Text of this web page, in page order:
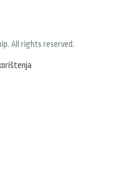
All rights reserved.